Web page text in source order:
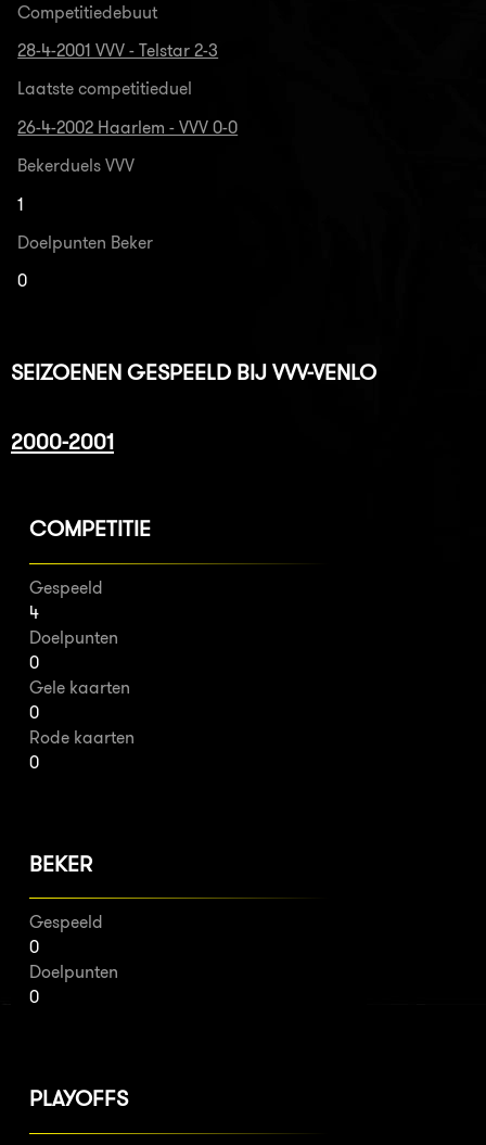
Competitiedebuut
28-4-2001 VVV - Telstar 2-3
Laatste competitieduel
26-4-2002 Haarlem - VVV 0-0
Bekerduels VVV
1
Doelpunten Beker
0
SEIZOENEN GESPEELD BIJ VVV-VENLO
2000-2001
COMPETITIE
Gespeeld
4
Doelpunten
0
Gele kaarten
0
Rode kaarten
0
BEKER
Gespeeld
0
Doelpunten
0
PLAYOFFS